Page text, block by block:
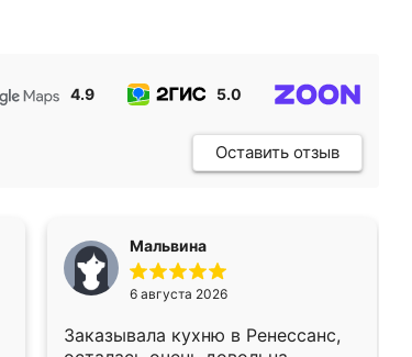
4.9 5.0
Оставить отзыв
Мальвина
6 августа 2026
Заказывала кухню в Ренессанс,